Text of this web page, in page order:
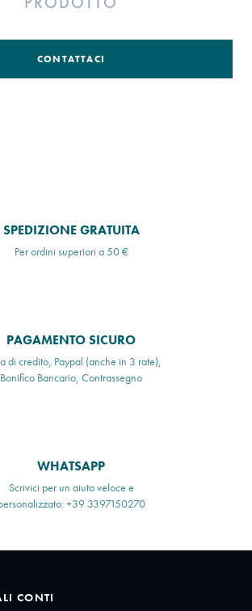
CONTATTACI
SPEDIZIONE GRATUITA
Per ordini superiori a 50 €
PAGAMENTO SICURO
di credito, Paypal (anche in 3 rate),
Bonifico Bancario, Contrassegno
WHATSAPP
Scrivici per un aiuto veloce e
+39 3397150270
CONTI